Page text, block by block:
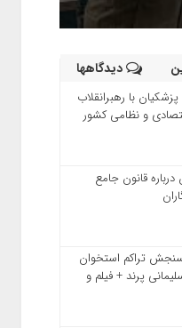
دیدگاهها
با رهبرانقلاب
و نظامی کشور
قانون جامع
سنجش تراکم استخوان
پرند + فیلم و